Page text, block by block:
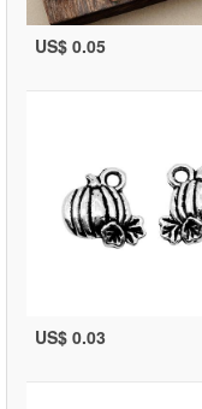
US$ 0.05
US$ 0.03